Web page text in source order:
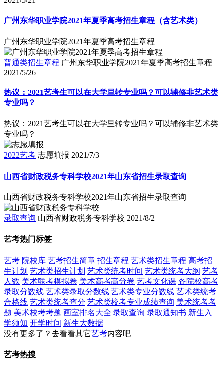
广州东华职业学院2021年夏季高考招生章程（含艺术类）
广州东华职业学院2021年夏季高考招生章程
普通类招生章程 广州东华职业学院2021年夏季高考招生章程
2021/5/26
热议：2021艺考生可以在大学里转专业吗？可以辅修非艺术类
专业吗？
热议：2021艺考生可以在大学里转专业吗？可以辅修非艺术类
专业吗？
2022艺考 志愿填报 2021/7/3
山西省财政税务专科学校2021年山东省招生录取查询
山西省财政税务专科学校2021年山东省招生录取查询
录取查询 山西省财政税务专科学校 2021/8/2
艺考热门标签
艺考 院校库 艺考招生简章 招生章程 艺术类招生章程 高考招
生计划 艺术类招生计划 艺术类统考时间 艺术类统考大纲 艺考
人数 美术联考模拟卷 美术高考高分卷 艺考文化课 各院校高考
录取分数线 艺术类录取分数线 艺术类专业分数线 艺术类统考
合格线 艺术类统考查分 艺术类校考专业成绩查询 美术统考考
题 美术校考考题 画室排名大全 录取查询 录取通知书 新生入
学须知 开学时间 新生大数据
没有更多了？去看看其它艺考内容吧
艺考热搜